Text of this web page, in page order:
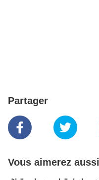
Partager
Vous aimerez aussi